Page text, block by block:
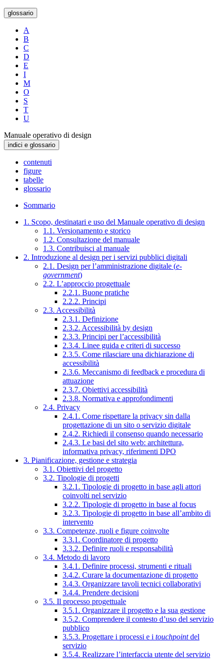
glossario
A
B
C
D
E
I
M
O
S
T
U
Manuale operativo di design
indici e glossario
contenuti
figure
tabelle
glossario
Sommario
1. Scopo, destinatari e uso del Manuale operativo di design
1.1. Versionamento e storico
1.2. Consultazione del manuale
1.3. Contribuisci al manuale
2. Introduzione al design per i servizi pubblici digitali
2.1. Design per l’amministrazione digitale (e-
government)
2.2. L’approccio progettuale
2.2.1. Buone pratiche
2.2.2. Principi
2.3. Accessibilità
2.3.1. Definizione
2.3.2. Accessibilità by design
2.3.3. Principi per l’accessibilità
2.3.4. Linee guida e criteri di successo
2.3.5. Come rilasciare una dichiarazione di
accessibilità
2.3.6. Meccanismo di feedback e procedura di
attuazione
2.3.7. Obiettivi accessibilità
2.3.8. Normativa e approfondimenti
2.4. Privacy
2.4.1. Come rispettare la privacy sin dalla
progettazione di un sito o servizio digitale
2.4.2. Richiedi il consenso quando necessario
2.4.3. Le basi del sito web: architettura,
informativa privacy, riferimenti DPO
3. Pianificazione, gestione e strategia
3.1. Obiettivi del progetto
3.2. Tipologie di progetti
3.2.1. Tipologie di progetto in base agli attori
coinvolti nel servizio
3.2.2. Tipologie di progetto in base al focus
3.2.3. Tipologie di progetto in base all’ambito di
intervento
3.3. Competenze, ruoli e figure coinvolte
3.3.1. Coordinatore di progetto
3.3.2. Definire ruoli e responsabilità
3.4. Metodo di lavoro
3.4.1. Definire processi, strumenti e rituali
3.4.2. Curare la documentazione di progetto
3.4.3. Organizzare tavoli tecnici collaborativi
3.4.4. Prendere decisioni
3.5. Il processo progettuale
3.5.1. Organizzare il progetto e la sua gestione
3.5.2. Comprendere il contesto d’uso del servizio
pubblico
3.5.3. Progettare i processi e i touchpointdel
servizio
3.5.4. Realizzare l’interfaccia utente del servizio